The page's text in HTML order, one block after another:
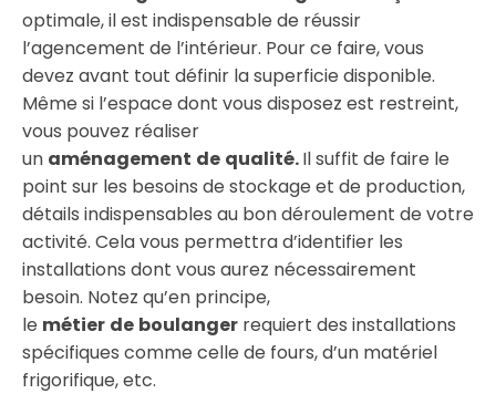
optimale, il est indispensable de réussir
l’agencement de l’intérieur. Pour ce faire, vous
devez avant tout définir la superficie disponible.
Même si l’espace dont vous disposez est restreint,
vous pouvez réaliser
un aménagement de qualité.Il suffit de faire le
point sur les besoins de stockage et de production,
détails indispensables au bon déroulement de votre
activité. Cela vous permettra d’identifier les
installations dont vous aurez nécessairement
besoin. Notez qu’en principe,
le métier de boulanger requiert des installations
spécifiques comme celle de fours, d’un matériel
frigorifique, etc.